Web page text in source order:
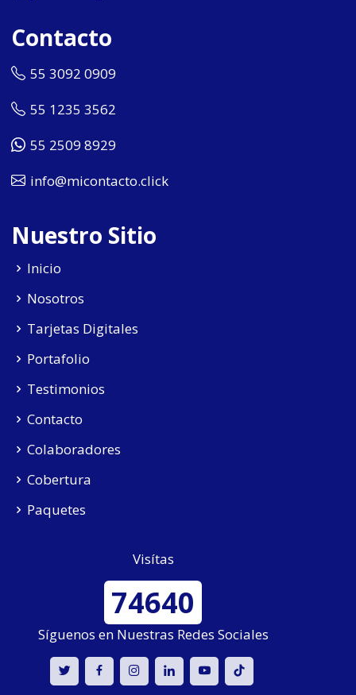
Contacto
55 3092 0909
55 1235 3562
55 2509 8929
info@micontacto.click
Nuestro Sitio
Inicio
Nosotros
Tarjetas Digitales
Portafolio
Testimonios
Contacto
Colaboradores
Cobertura
Paquetes
Visítas
74640
Síguenos en Nuestras Redes Sociales